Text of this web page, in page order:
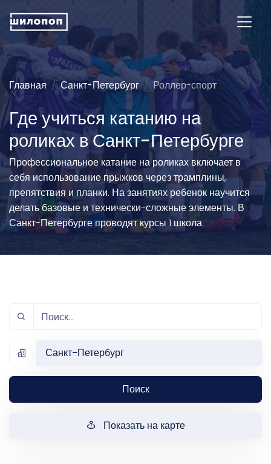
Главная Санкт-Петербург Роллер-спорт
Где учиться катанию на
роликах в Санкт-Петербурге
Профессиональное катание на роликах включает в
себя использование прыжков через трамплины,
препятствия и планки. На занятиях ребенок научится
делать базовые и технически-сложные элементы. В
Санкт-Петербурге проводят курсы 1 школа.
Санкт-Петербург
Поиск
Показать на карте